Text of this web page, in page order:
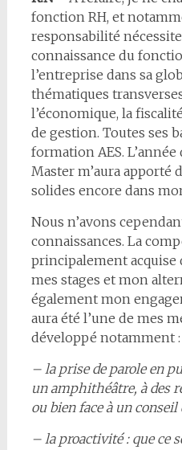
fonction RH, et
responsabilité
connaissance du
l’entreprise dans sa
thématiques
l’économique, la
de gestion. Toutes ses
formation AES.
Master m’aura apporté
solides encore dans
Nous n’avons
connaissances. La
principalement acquise
mes stages et mon
également mon
aura été l’une de mes
développé notamment :
– la prise de parole en
un amphithéâtre, à des
ou bien face à un conseil
– la proactivité : que ce